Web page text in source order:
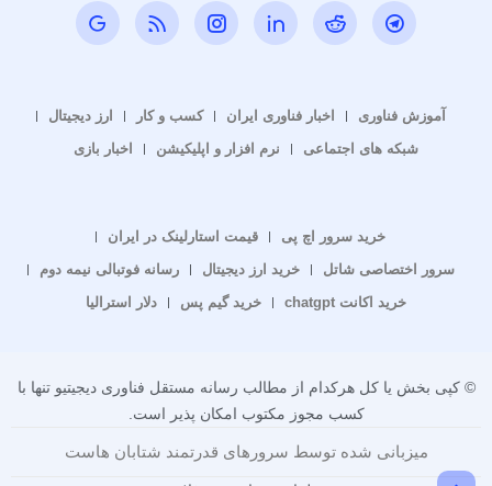
آموزش فناوری اخبار فناوری ایران کسب و کار
ارز دیجیتال
شبکه های اجتماعی
نرم افزار و اپلیکیشن اخبار بازی
خرید سرور اچ پی
قیمت استارلینک در ایران
سرور اختصاصی شاتل
خرید ارز دیجیتال
رسانه فوتبالی نیمه دوم
خرید اکانت chatgpt
خرید گیم پس دلار استرالیا
© کپی بخش یا کل هرکدام از مطالب رسانه مستقل فناوری دیجیتیو تنها با
کسب مجوز مکتوب امکان پذیر است.
میزبانی شده توسط سرورهای قدرتمند شتابان هاست